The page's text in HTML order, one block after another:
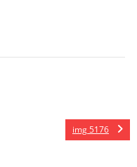
img 5176